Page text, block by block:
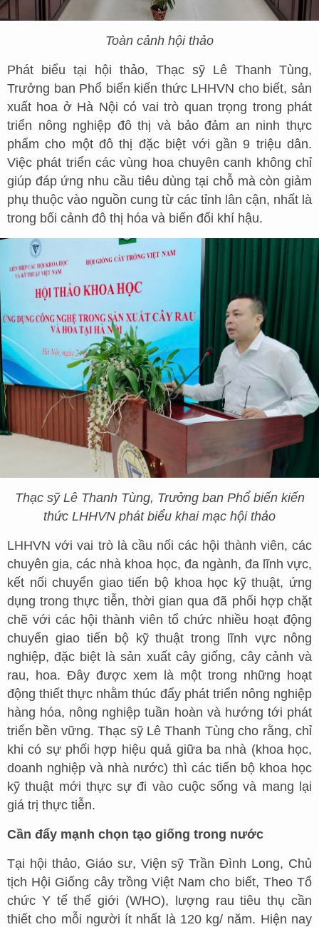
Toàn cảnh hội thảo
Phát biểu tại hội thảo, Thạc sỹ Lê Thanh Tùng,
Trưởng ban Phổ biến kiến thức LHHVN cho biết, sản
xuất hoa ở Hà Nội có vai trò quan trọng trong phát
triển nông nghiệp đô thị và bảo đảm an ninh thực
phẩm cho một đô thị đặc biệt với gần 9 triệu dân.
Việc phát triển các vùng hoa chuyên canh không chỉ
giúp đáp ứng nhu cầu tiêu dùng tại chỗ mà còn giảm
phụ thuộc vào nguồn cung từ các tỉnh lân cận, nhất là
trong bối cảnh đô thị hóa và biến đổi khí hậu.
Thạc sỹ Lê Thanh Tùng, Trưởng ban Phổ biến kiến
thức LHHVN phát biểu khai mạc hội thảo
LHHVN với vai trò là cầu nối các hội thành viên, các
chuyên gia, các nhà khoa học, đa ngành, đa lĩnh vực,
kết nối chuyển giao tiến bộ khoa học kỹ thuật, ứng
dụng trong thực tiễn, thời gian qua đã phối hợp chặt
chẽ với các hội thành viên tổ chức nhiều hoạt động
chuyển giao tiến bộ kỹ thuật trong lĩnh vực nông
nghiệp, đặc biệt là sản xuất cây giống, cây cảnh và
rau, hoa. Đây được xem là một trong những hoạt
động thiết thực nhằm thúc đẩy phát triển nông nghiệp
hàng hóa, nông nghiệp tuần hoàn và hướng tới phát
triển bền vững. Thạc sỹ Lê Thanh Tùng cho rằng, chỉ
khi có sự phối hợp hiệu quả giữa ba nhà (khoa học,
doanh nghiệp và nhà nước) thì các tiến bộ khoa học
kỹ thuật mới thực sự đi vào cuộc sống và mang lại
giá trị thực tiễn.
Cần đẩy mạnh chọn tạo giống trong nước
Tại hội thảo, Giáo sư, Viện sỹ Trần Đình Long, Chủ
tịch Hội Giống cây trồng Việt Nam cho biết, Theo Tổ
chức Y tế thế giới (WHO), lượng rau tiêu thụ cần
thiết cho mỗi người ít nhất là 120 kg/ năm. Hiện nay